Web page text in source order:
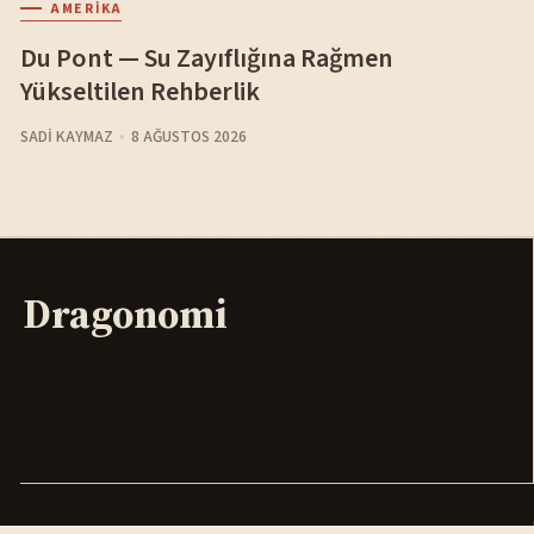
AMERIKA
Du Pont — Su Zayıflığına Rağmen
Yükseltilen Rehberlik
SADI KAYMAZ 8 AĞUSTOS 2026
Dragonomi